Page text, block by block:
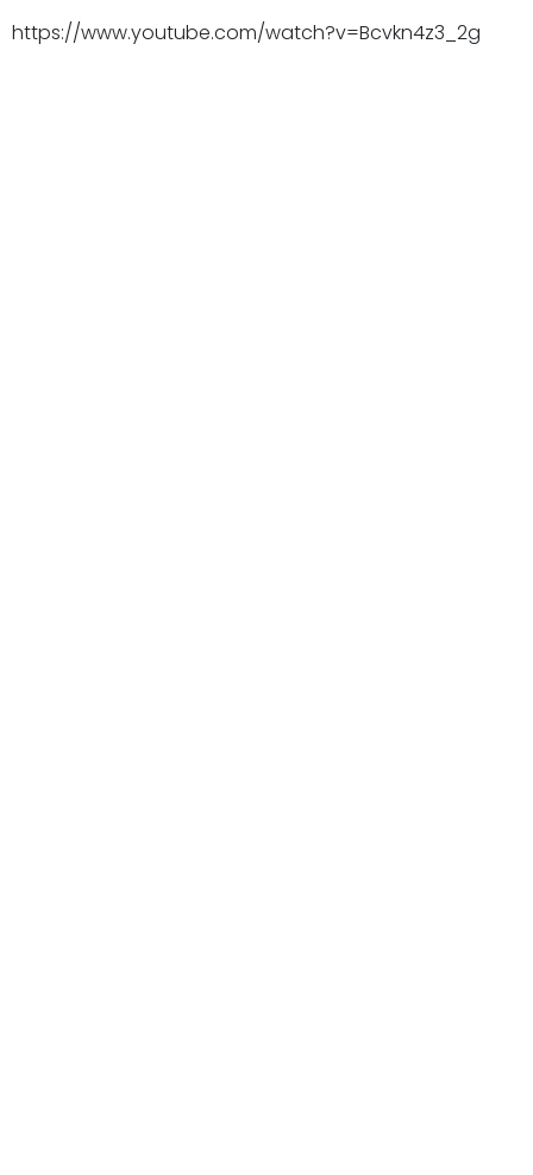
https://www.youtube.com/watch?v=Bcvkn4z3_2g